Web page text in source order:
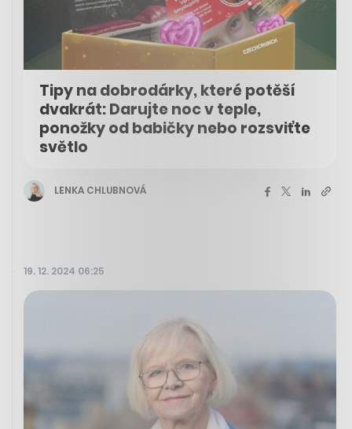
Tipy na dobrodárky, které potěší
dvakrát: Darujte noc v teple,
ponožky od babičky nebo rozsviťte
světlo
LENKA CHLUBNOVÁ
19. 12. 2024 06:25